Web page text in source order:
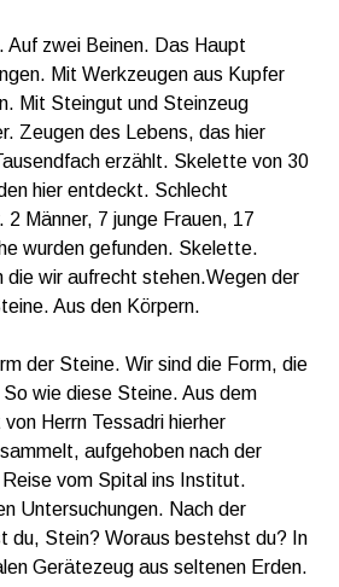
Auf zwei Beinen. Das Haupt
Mit Werkzeugen aus Kupfer
Mit Steingut und Steinzeug
Zeugen des Lebens, das hier
erzählt. Skelette von 30
hier entdeckt. Schlecht
2 Männer, 7 junge Frauen, 17
wurden gefunden. Skelette.
die wir aufrecht stehen.Wegen der
Aus den Körpern.
der Steine. Wir sind die Form, die
wie diese Steine. Aus dem
Herrn Tessadri hierher
aufgehoben nach der
vom Spital ins Institut.
Untersuchungen. Nach der
du, Stein? Woraus bestehst du? In
Gerätezeug aus seltenen Erden.